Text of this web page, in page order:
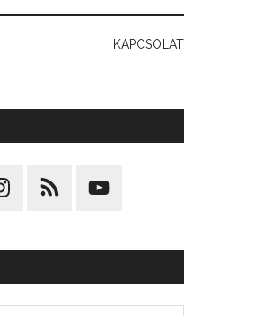
KAPCSOLAT